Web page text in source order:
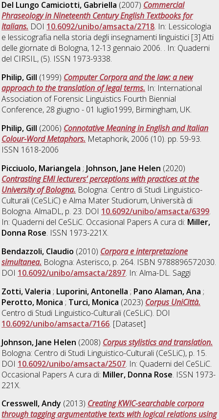
Del Lungo Camiciotti, Gabriella (2007) Commercial
Phraseology in Nineteenth Century English Textbooks for
Italians. DOI 10.6092/unibo/amsacta/2718. In: Lessicologia
e lessicografia nella storia degli insegnamenti linguistici [3] Atti
delle giornate di Bologna, 12-13 gennaio 2006. . In: Quaderni
del CIRSIL, (5). ISSN 1973-9338.
Philip, Gill (1999) Computer Corpora and the law: a new
approach to the translation of legal terms. In: International
Association of Forensic Linguistics Fourth Biennial
Conference, 28 giugno - 01 luglio1999, Birmingham, UK.
Philip, Gill (2006) Connotative Meaning in English and Italian
Colour-Word Metaphors. Metaphorik, 2006 (10). pp. 59-93.
ISSN 1618-2006
Picciuolo, Mariangela ; Johnson, Jane Helen (2020)
Contrasting EMI lecturers’ perceptions with practices at the
University of Bologna. Bologna: Centro di Studi Linguistico-
Culturali (CeSLiC) e Alma Mater Studiorum, Università di
Bologna. AlmaDL, p. 23. DOI 10.6092/unibo/amsacta/6399.
In: Quaderni del CeSLiC. Occasional Papers A cura di: Miller,
Donna Rose. ISSN 1973-221X.
Bendazzoli, Claudio (2010) Corpora e interpretazione
simultanea. Bologna: Asterisco, p. 264. ISBN 9788896572030.
DOI 10.6092/unibo/amsacta/2897. In: Alma-DL. Saggi
Zotti, Valeria ; Luporini, Antonella ; Pano Alaman, Ana ;
Perotto, Monica ; Turci, Monica (2023) Corpus UniCittà.
Centro di Studi Linguistico-Culturali (CeSLiC). DOI
10.6092/unibo/amsacta/7166. [Dataset]
Johnson, Jane Helen (2008) Corpus stylistics and translation.
Bologna: Centro di Studi Linguistico-Culturali (CeSLiC), p. 15.
DOI 10.6092/unibo/amsacta/2507. In: Quaderni del CeSLiC.
Occasional Papers A cura di: Miller, Donna Rose. ISSN 1973-
221X.
Cresswell, Andy (2013) Creating KWIC-searchable corpora
through tagging argumentative texts with logical relations using